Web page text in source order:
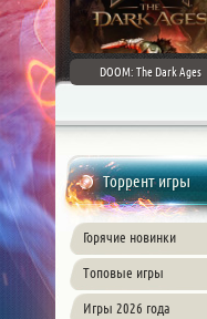
DOOM: The Dark Ages
Торрент игры
Горячие новинки
Топовые игры
Игры 2026 года